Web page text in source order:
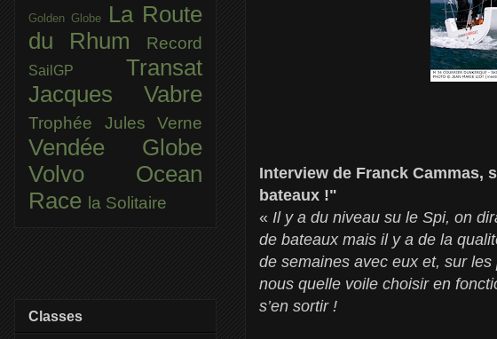
Interview de Franck Cammas,
bateaux !"
« Il y a du niveau su le Spi, on
de bateaux mais il y a de la
de semaines avec eux et, sur
nous quelle voile choisir en
s’en sortir !
Golden Globe
La Route
du Rhum
Record
SailGP Transat
Jacques Vabre
Trophée Jules Verne
Vendée Globe
Volvo Ocean
Race la Solitaire
Classes